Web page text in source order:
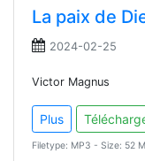
La paix de
2024-02-25
Victor Magnus
Plus
Filetype: MP3 - Size: 52